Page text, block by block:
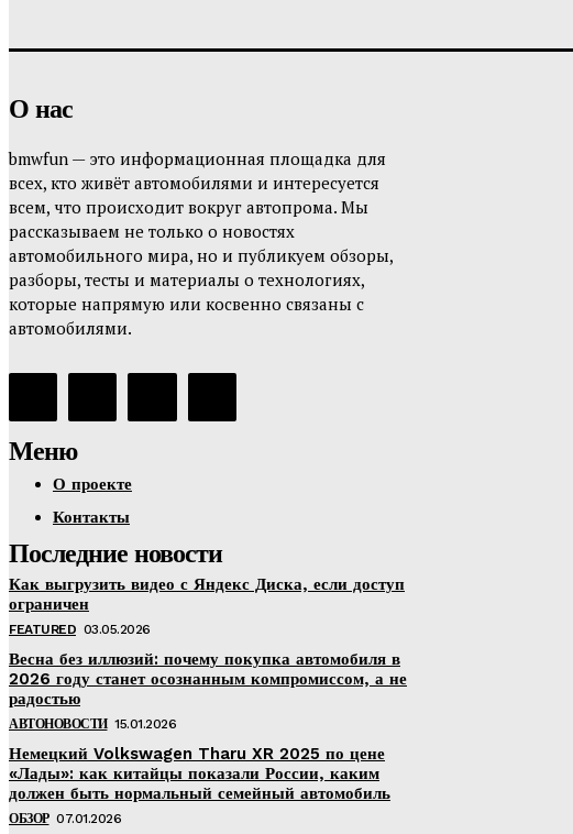
О нас
bmwfun — это информационная площадка для
всех, кто живёт автомобилями и интересуется
всем, что происходит вокруг автопрома. Мы
рассказываем не только о новостях
автомобильного мира, но и публикуем обзоры,
разборы, тесты и материалы о технологиях,
которые напрямую или косвенно связаны с
автомобилями.
Меню
О проекте
Контакты
Последние новости
Как выгрузить видео с Яндекс Диска, если доступ
ограничен
FEATURED 03.05.2026
Весна без иллюзий: почему покупка автомобиля в
2026 году станет осознанным компромиссом, а не
радостью
АВТОНОВОСТИ 15.01.2026
Немецкий Volkswagen Tharu XR 2025 по цене
«Лады»: как китайцы показали России, каким
должен быть нормальный семейный автомобиль
ОБЗОР 07.01.2026